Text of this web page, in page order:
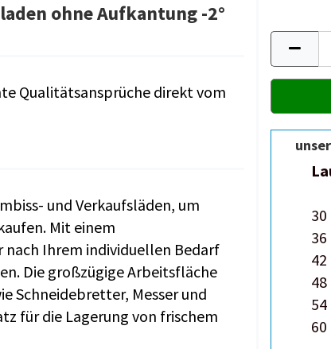
ohne Aufkantung -2°
Qualitätsansprüche direkt vom
und Verkaufsläden, um
Mit einem
nach Ihrem individuellen Bedarf
Die großzügige Arbeitsfläche
Schneidebretter, Messer und
für die Lagerung von frischem